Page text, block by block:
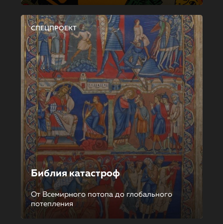
СПЕЦПРОЕКТ
Библия катастроф
От Всемирного потопа до глобального
потепления